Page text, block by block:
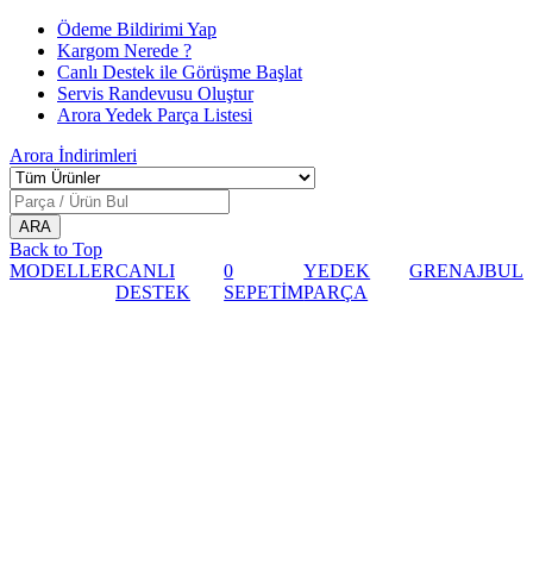
Ödeme Bildirimi Yap
Kargom Nerede ?
Canlı Destek ile Görüşme Başlat
Servis Randevusu Oluştur
Arora Yedek Parça Listesi
Arora İndirimleri
Back to Top
MODELLERCANLI
DESTEK
0
SEPETİM
YEDEK
PARÇA
GRENAJBUL